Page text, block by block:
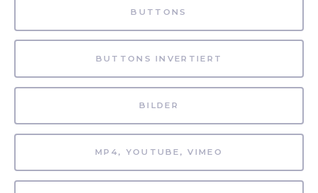
BUTTONS
BUTTONS INVERTIERT
BILDER
MP4, YOUTUBE, VIMEO